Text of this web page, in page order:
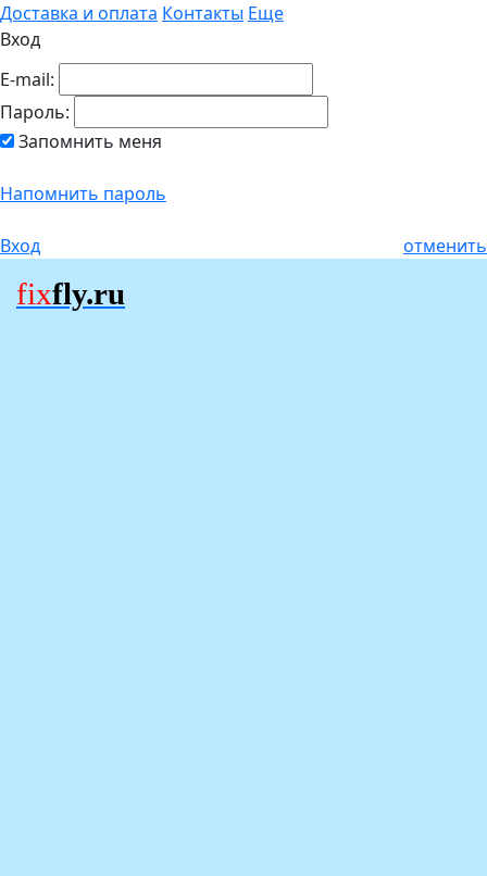
Доставка и оплата Контакты Еще
Вход
E-mail:
Пароль:
Запомнить меня
Напомнить пароль
Вход отменить
fixfly.ru